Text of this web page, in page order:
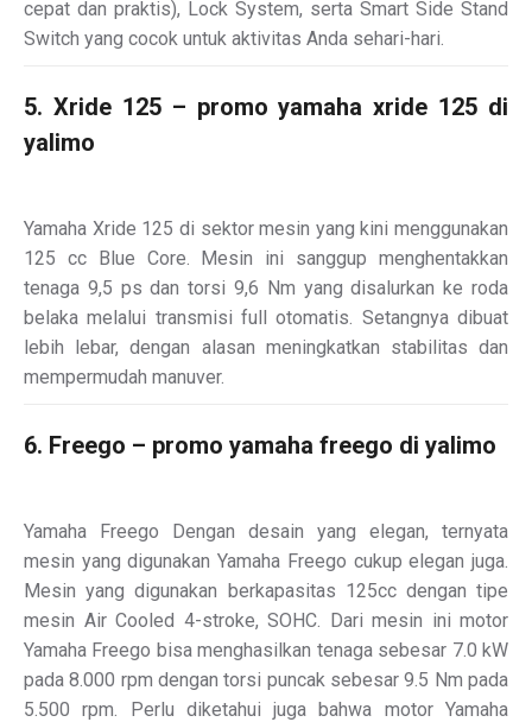
cepat dan praktis), Lock System, serta Smart Side Stand
Switch yang cocok untuk aktivitas Anda sehari-hari.
5. Xride 125 – promo yamaha xride 125 di
yalimo
Yamaha Xride 125 di sektor mesin yang kini menggunakan
125 cc Blue Core. Mesin ini sanggup menghentakkan
tenaga 9,5 ps dan torsi 9,6 Nm yang disalurkan ke roda
belaka melalui transmisi full otomatis. Setangnya dibuat
lebih lebar, dengan alasan meningkatkan stabilitas dan
mempermudah manuver.
6. Freego – promo yamaha freego di yalimo
Yamaha Freego Dengan desain yang elegan, ternyata
mesin yang digunakan Yamaha Freego cukup elegan juga.
Mesin yang digunakan berkapasitas 125cc dengan tipe
mesin Air Cooled 4-stroke, SOHC. Dari mesin ini motor
Yamaha Freego bisa menghasilkan tenaga sebesar 7.0 kW
pada 8.000 rpm dengan torsi puncak sebesar 9.5 Nm pada
5.500 rpm. Perlu diketahui juga bahwa motor Yamaha